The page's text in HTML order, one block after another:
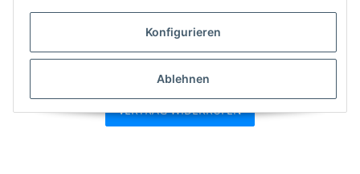
Konfigurieren
Ablehnen
* Alle Preise inkl. gesetzlicher USt., zzgl.
VERTRAG WIDERRUFEN